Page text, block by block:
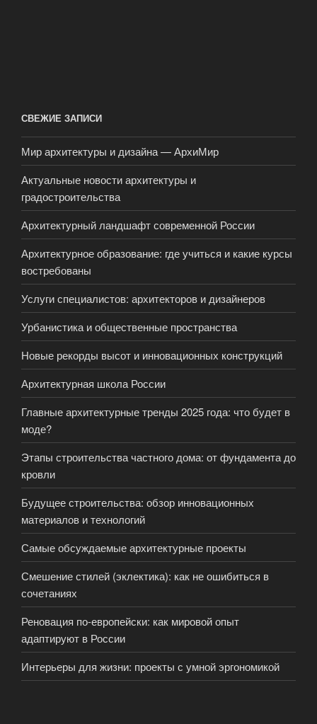
СВЕЖИЕ ЗАПИСИ
Мир архитектуры и дизайна — АрхиМир
Актуальные новости архитектуры и
градостроительства
Архитектурный ландшафт современной России
Архитектурное образование: где учиться и какие курсы
востребованы
Услуги специалистов: архитекторов и дизайнеров
Урбанистика и общественные пространства
Новые рекорды высот и инновационных конструкций
Архитектурная школа России
Главные архитектурные тренды 2025 года: что будет в
моде?
Этапы строительства частного дома: от фундамента до
кровли
Будущее строительства: обзор инновационных
материалов и технологий
Самые обсуждаемые архитектурные проекты
Смешение стилей (эклектика): как не ошибиться в
сочетаниях
Реновация по-европейски: как мировой опыт
адаптируют в России
Интерьеры для жизни: проекты с умной эргономикой